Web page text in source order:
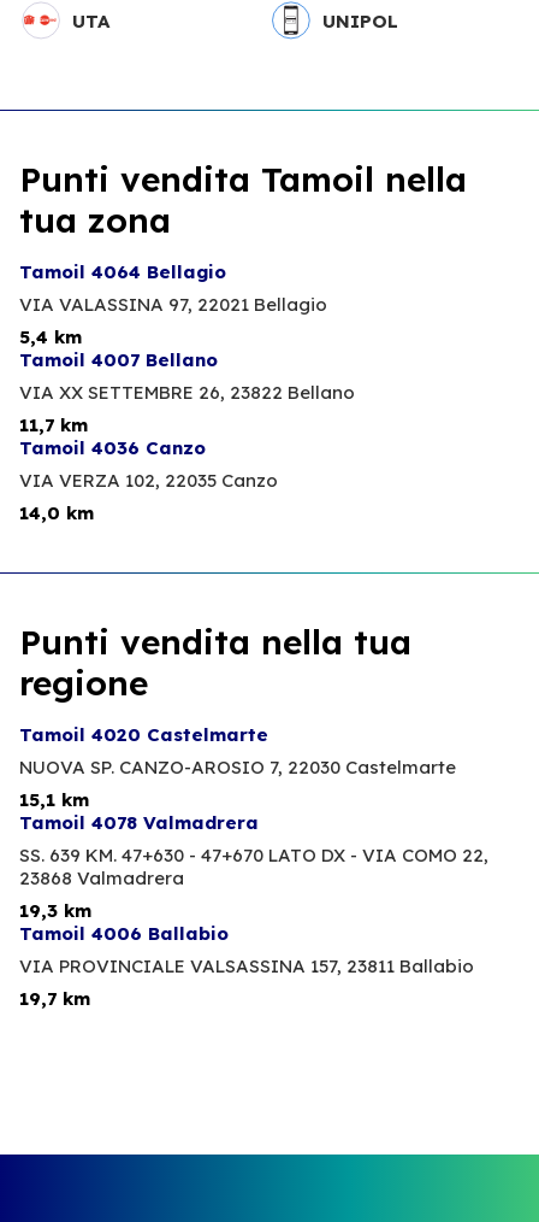
UTA UNIPOL
Punti vendita Tamoil nella
tua zona
Tamoil 4064 Bellagio
VIA VALASSINA 97, 22021 Bellagio
5,4 km
Tamoil 4007 Bellano
VIA XX SETTEMBRE 26, 23822 Bellano
11,7 km
Tamoil 4036 Canzo
VIA VERZA 102, 22035 Canzo
14,0 km
Punti vendita nella tua
regione
Tamoil 4020 Castelmarte
NUOVA SP. CANZO-AROSIO 7, 22030 Castelmarte
15,1 km
Tamoil 4078 Valmadrera
SS. 639 KM. 47+630 - 47+670 LATO DX - VIA COMO 22,
23868 Valmadrera
19,3 km
Tamoil 4006 Ballabio
VIA PROVINCIALE VALSASSINA 157, 23811 Ballabio
19,7 km